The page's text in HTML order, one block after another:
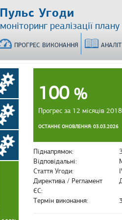
Пульс Угоди
моніторинг реалізації
ПРОГРЕС ВИКОНАННЯ
100 %
Прогрес за 12 місяців
ОСТАННЄ ОНОВЛЕННЯ: 03.03.2026
Піднапрямок:
Відповідальні:
Стаття Угоди:
Директива / Регламент
ЄС:
Термін виконання: